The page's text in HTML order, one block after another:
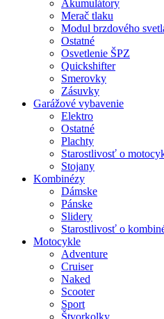
Akumulátory
Merač tlaku
Modul brzdového
Ostatné
Osvetlenie ŠPZ
Quickshifter
Smerovky
Zásuvky
Garážové vybavenie
Elektro
Ostatné
Plachty
Starostlivosť o
Stojany
Kombinézy
Dámske
Pánske
Slidery
Starostlivosť o
Motocykle
Adventure
Cruiser
Naked
Scooter
Sport